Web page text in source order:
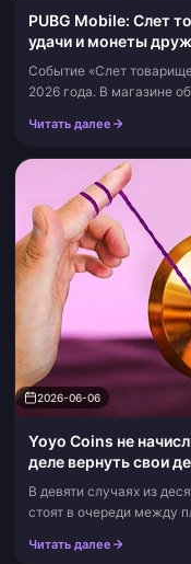
PUBG Mobile: Слет
удачи и монеты
Событие «Слет
2026 года. В магазине
закладки: мы
Читать далее
2026-06-06
Yoyo Coins не
деле вернуть свои
В девяти случаях из
стоят в очереди между
Большинство кр...
Читать далее